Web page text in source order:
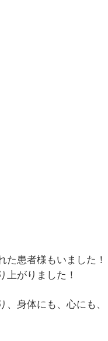
た患者様もいました！
上がりました！
身体にも、心にも、